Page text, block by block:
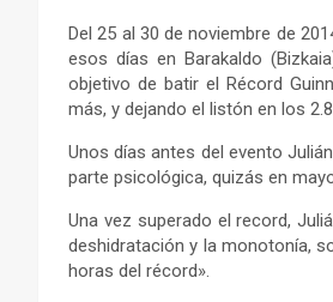
Del 25 al 30 de noviembre de
esos días en Barakaldo
objetivo de batir el Récord
más, y dejando el listón en los
Unos días antes del evento
parte psicológica, quizás en
Una vez superado el record,
deshidratación y la monotonía,
horas del récord».